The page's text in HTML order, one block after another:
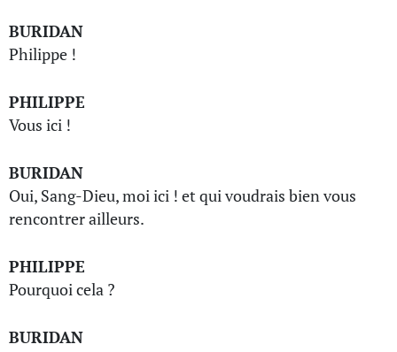
BURIDAN
Philippe !
PHILIPPE
Vous ici !
BURIDAN
Oui, Sang-Dieu, moi ici ! et qui voudrais bien vous
rencontrer ailleurs.
PHILIPPE
Pourquoi cela ?
BURIDAN